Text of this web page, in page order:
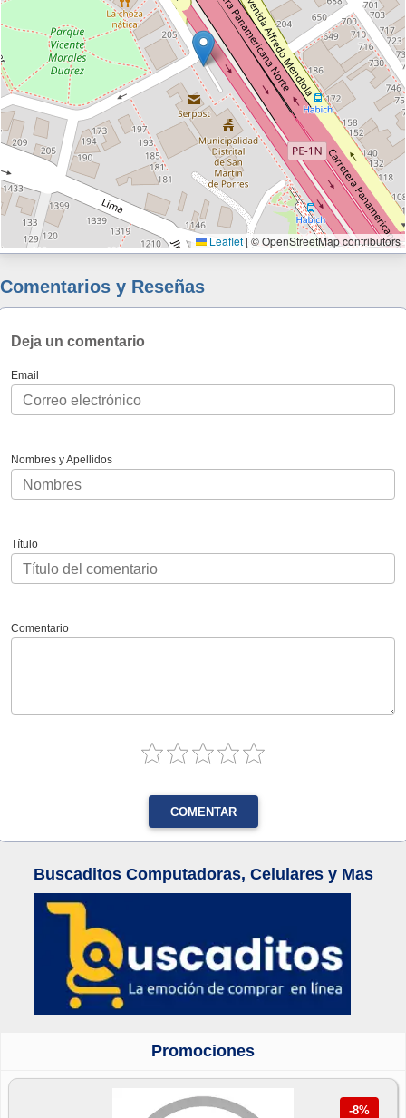
Leaflet | © OpenStreetMap contributors
Comentarios y Reseñas
Deja un comentario
Email
Nombres y Apellidos
Título
Comentario
COMENTAR
Buscaditos Computadoras, Celulares y Mas
Promociones
-8%